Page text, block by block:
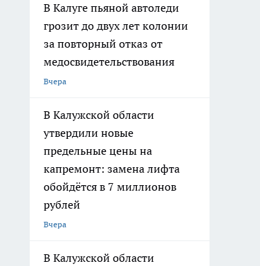
В Калуге пьяной автоледи
грозит до двух лет колонии
за повторный отказ от
медосвидетельствования
Вчера
В Калужской области
утвердили новые
предельные цены на
капремонт: замена лифта
обойдётся в 7 миллионов
рублей
Вчера
В Калужской области